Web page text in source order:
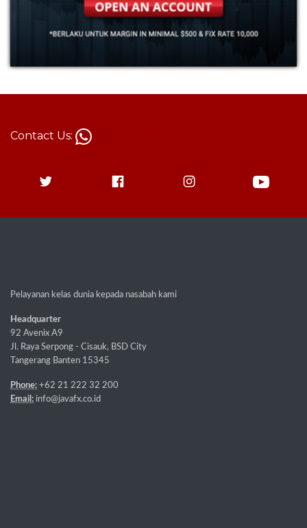
Contact Us:
Pelayanan kelas dunia kepada nasabah kami
Headquarter
92 Avenix A9
Jl. Raya Serpong - Cisauk, BSD City
Tangerang Banten 15345
Phone: +62 21 222 32 200
Email: info@javafx.co.id